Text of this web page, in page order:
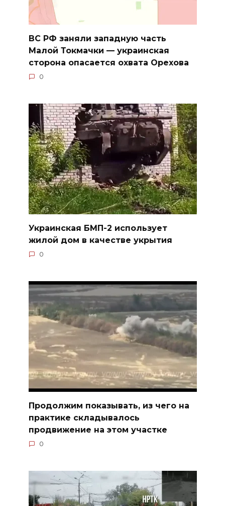
ВС РФ заняли западную часть
Малой Токмачки — украинская
сторона опасается охвата Орехова
0
Украинская БМП-2 использует
жилой дом в качестве укрытия
0
Продолжим показывать, из чего на
практике складывалось
продвижение на этом участке
0